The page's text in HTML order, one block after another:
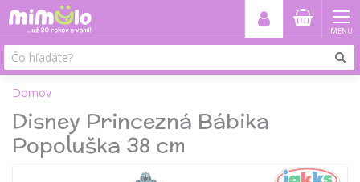
MENU
Domov
Disney Princezná Bábika
Popoluška 38 cm